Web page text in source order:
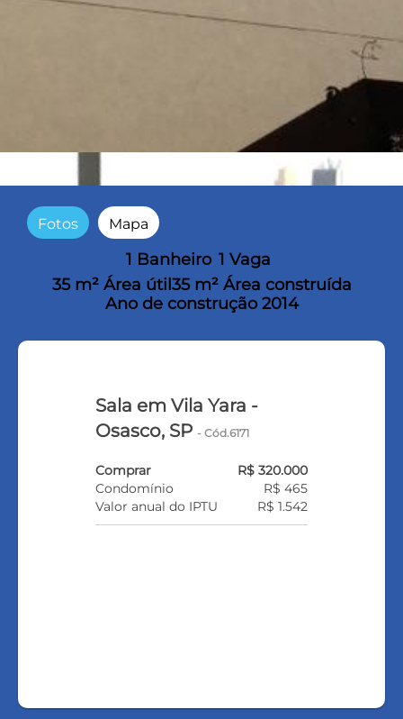
Fotos Mapa
1 Banheiro 1 Vaga
35 m² Área útil 35 m² Área construída
Ano de construção 2014
Sala em Vila Yara -
Osasco, SP- Cód.6171
Comprar
R$ 320.000
Condomínio
R$ 465
Valor anual do IPTU
R$ 1.542